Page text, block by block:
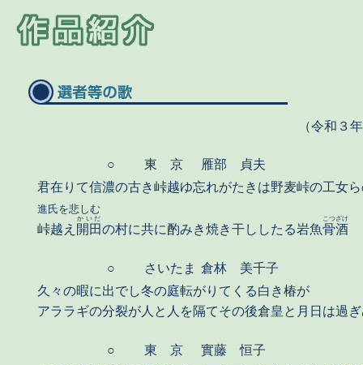
（令和３
○ 東 京
雁部 貞夫
君在りて信濃の古き峠越ゆ忘れがたきは野麦峠の工女
進氏を悲しむ
峠越え 開田
かいだ
の村に共に酌みき焼き干ししたる岩魚骨酒
こつざけ
○ さいたま 倉林 美千子
久々の暇に出でし冬の庭転がりてくる白き椿が
アララギの分裂が人と人を隔てその後倉皇と月日は過
○ 東 京
實藤 恒子